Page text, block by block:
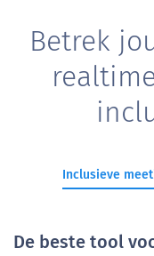
Betrek
Inclusieve
De beste tool